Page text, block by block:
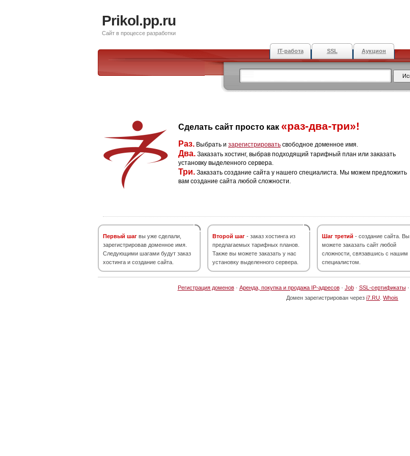
Prikol.pp.ru
Сайт в процессе разработки
IT-работа SSL Аукцион
Сделать сайт просто как «раз-два-три»!
Раз. Выбрать и зарегистрировать свободное доменное имя.
Два. Заказать хостинг, выбрав подходящий тарифный план или заказать
установку выделенного сервера.
Три. Заказать создание сайта у нашего специалиста. Мы можем предложить
вам создание сайта любой сложности.
Первый шаг вы уже сделали,
зарегистрировав доменное имя.
Следующими шагами будут заказ
хостинга и создание сайта.
Второй шаг - заказ хостинга из
предлагаемых тарифных планов.
Также вы можете заказать у нас
установку выделенного сервера.
Шаг третий - создание сайта. Вы
можете заказать сайт любой
сложности, связавшись с нашим
специалистом.
Регистрация доменов· Аренда, покупка и продажа IP-адресов· Job· SSL-сертификаты·
Домен зарегистрирован через i7.RU Whois